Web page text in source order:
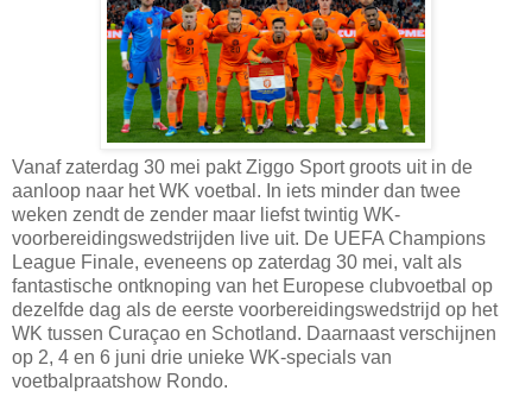
Vanaf zaterdag 30 mei pakt Ziggo Sport groots uit in de
aanloop naar het WK voetbal. In iets minder dan twee
weken zendt de zender maar liefst twintig WK-
voorbereidingswedstrijden live uit. De UEFA Champions
League Finale, eveneens op zaterdag 30 mei, valt als
fantastische ontknoping van het Europese clubvoetbal op
dezelfde dag als de eerste voorbereidingswedstrijd op het
WK tussen Curaçao en Schotland. Daarnaast verschijnen
op 2, 4 en 6 juni drie unieke WK-specials van
voetbalpraatshow Rondo.